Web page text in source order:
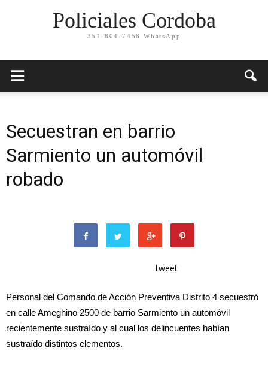
Policiales Cordoba
351-804-7458 WhatsApp
Secuestran en barrio
Sarmiento un automóvil
robado
tweet
Personal del Comando de Acción Preventiva Distrito 4 secuestró
en calle Ameghino 2500 de barrio Sarmiento un automóvil
recientemente sustraído y al cual los delincuentes habían
sustraído distintos elementos.